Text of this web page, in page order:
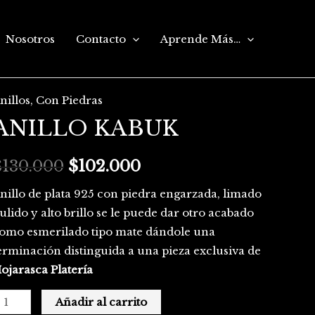
Nosotros Contacto Aprende Más…
, Con Piedras
KABUK
130.000
El
precio
original
era:
$130.000.
$102.000
precio
actual
es:
$102.000.
de plata 925 con piedra engarzada, limado
y alto brillo se le puede dar otro acabado
esmerilado tipo mate dándole una
distinguida a una pieza exclusiva de
Platería
Añadir al carrito